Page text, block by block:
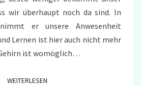
wir überhaupt noch da sind. In
er unsere Anwesenheit
Lernen ist hier auch nicht mehr
ist womöglich…
WEITERLESENWEITERLESEN